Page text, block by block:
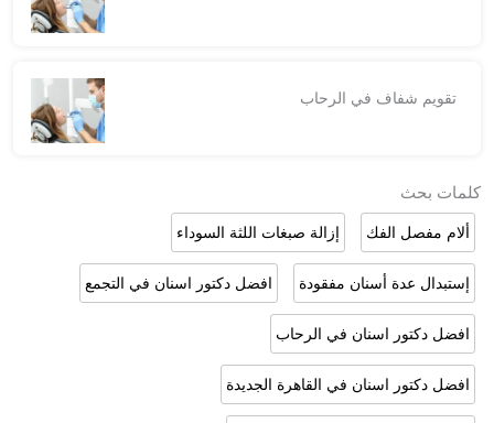
تقويم شفاف في الرحاب
كلمات بحث
ألام مفصل الفك إزالة صبغات اللثة السوداء
إستبدال عدة أسنان مفقودة افضل دكتور اسنان في التجمع
افضل دكتور اسنان في الرحاب
افضل دكتور اسنان في القاهرة الجديدة